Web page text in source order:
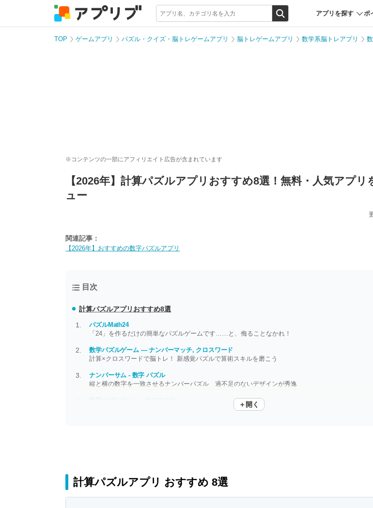
アプリを探す ポ
TOP ゲームアプリ パズル・クイズ・脳トレゲームアプリ 脳トレゲームアプリ 数学系脳トレアプリ
※コンテンツの一部にアフィリエイト広告が含まれています
【2026年】計算パズルアプリおすすめ8選！無料・人気アプリ
ュー
関連記事：
【2026年】おすすめの数字パズルアプリ
目次
計算パズルアプリおすすめ8選
パズルMath24
「24」を作るだけの簡単なパズルゲームです……と、侮ることなかれ！
数学パズルゲーム — ナンバーマッチ, クロスワード
計算×クロスワードで脳トレ！ 新感覚パズルで算術スキルを磨こう
ナンバーサム - 数字 パズル
縦と横の数字を一致させるナンバーパズル 過不足のないデザインが秀逸
計算×クロスワードパズル 脳トレ感覚で毎日コツコツ続けられる
＋開く
計算パズルアプリ おすすめ 8選